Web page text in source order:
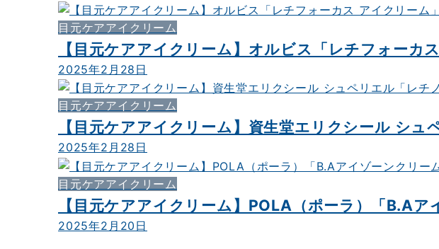
目元ケアアイクリーム
【目元ケアアイクリーム】オルビス「レチフォーカ
2025年2月28日
目元ケアアイクリーム
【目元ケアアイクリーム】資生堂エリクシール シ
2025年2月28日
目元ケアアイクリーム
【目元ケアアイクリーム】POLA（ポーラ）「B.Aア
2025年2月20日